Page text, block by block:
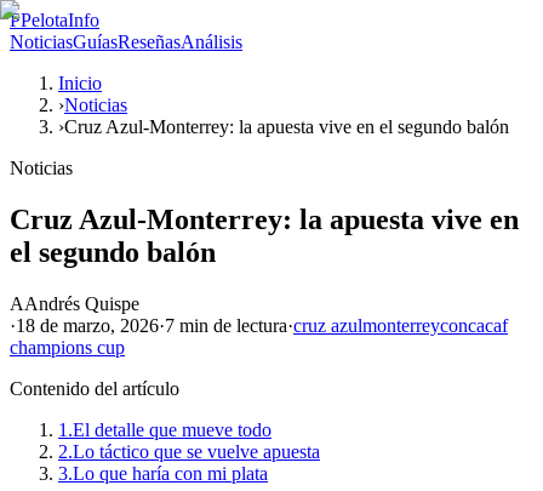
PPelotaInfo
NoticiasGuíasReseñasAnálisis
Inicio
›Noticias
›Cruz Azul-Monterrey: la apuesta vive en el segundo balón
Noticias
Cruz Azul-Monterrey: la apuesta vive en
el segundo balón
AAndrés Quispe
·18 de marzo, 2026·7 min de lectura·cruz azulmonterreyconcacaf
champions cup
Contenido del artículo
1.El detalle que mueve todo
2.Lo táctico que se vuelve apuesta
3.Lo que haría con mi plata